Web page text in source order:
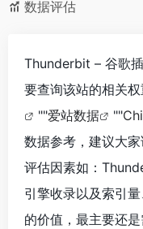
数据评估
Thunderbit – 谷歌
要查询该站的相关
""爱站数据 ""
数据参考，建议大
评估因素如：
引擎收录以及索引
的价值，最主要还